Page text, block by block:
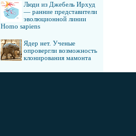
Люди из Джебель Ирхуд
— ранние представители
эволюционной линии
Homo sapiens
Ядер нет. Ученые
опровергли возможность
клонирования мамонта